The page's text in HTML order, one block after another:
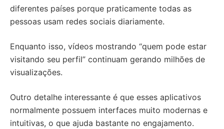
diferentes países porque praticamente todas as
pessoas usam redes sociais diariamente.
Enquanto isso, vídeos mostrando “quem pode estar
visitando seu perfil” continuam gerando milhões de
visualizações.
Outro detalhe interessante é que esses aplicativos
normalmente possuem interfaces muito modernas e
intuitivas, o que ajuda bastante no engajamento.